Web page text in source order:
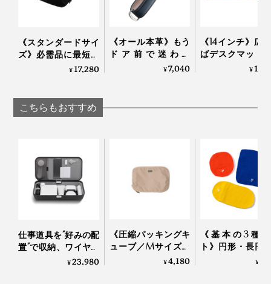
ニールの再生ポリエステル製。
水を弾く再生素材に、止水ファスナーを組み合せている
ので、雨の日や、ドリンクをこぼした時も、安心です
（完全防水ではないので、ご注意ください）
そこで、仕事の効率を最大限に上げる収納アイデアとし
「デスクポーチ」は、薄型の見た目以上の収納力、自立
できるデザインによって、いつものデスク、リモート先
のシェアオフィス、カフェ、銀行どこでも、必要な仕事
道具にすばやくアクセスできます」（チャールズ・イン
氏）
のスタッフたちは「デスクポーチ」がお気に入り。
《スタンダードサイ
ズ》必需品に最短ア
クセス、誰でも整理
Orbitkey
¥17,280
《オール本革》もう
ドア前で迷わな
い。“鍵収納”を追求
¥7,040
《14インチ》広
ばデスクマット
る「ノートパソ
¥
こちらもおすすめ
仕事道具を“好みの配
置”で収納、ワイヤレ
ス充電台つきの「ガ
¥23,980
《圧縮パッキングキ
ューブ／Mサイズ》
『Aww』のスーツケ
¥4,180
《基本の3種
ト》円形・長円
長方形各１個で
¥